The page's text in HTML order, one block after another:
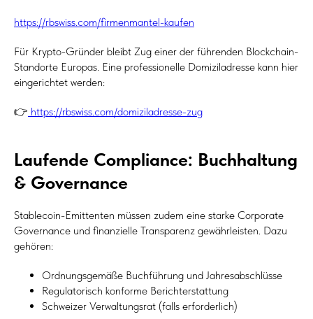
https://rbswiss.com/firmenmantel-kaufen
Für Krypto-Gründer bleibt Zug einer der führenden Blockchain-
Standorte Europas. Eine professionelle Domiziladresse kann hier
eingerichtet werden:
👉 https://rbswiss.com/domiziladresse-zug
Laufende Compliance: Buchhaltung
& Governance
Stablecoin-Emittenten müssen zudem eine starke Corporate
Governance und finanzielle Transparenz gewährleisten. Dazu
gehören:
Ordnungsgemäße Buchführung und Jahresabschlüsse
Regulatorisch konforme Berichterstattung
Schweizer Verwaltungsrat (falls erforderlich)